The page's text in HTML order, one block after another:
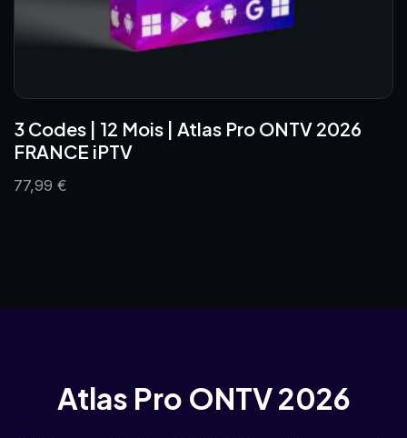
3 Codes | 12 Mois | Atlas Pro ONTV 2026
FRANCE iPTV
77,99 €
Atlas Pro ONTV 2026